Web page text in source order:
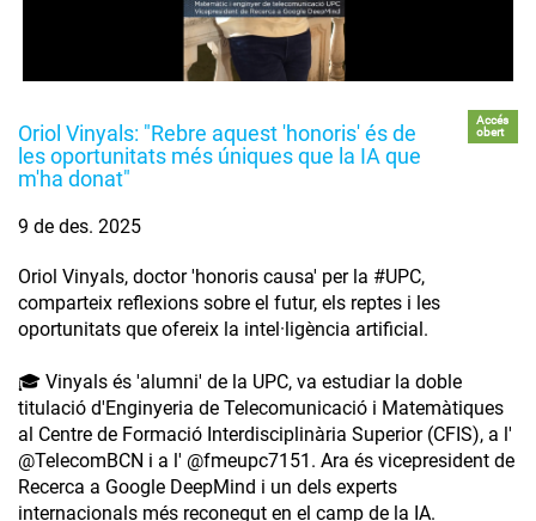
Oriol Vinyals: "Rebre aquest 'honoris' és de
les oportunitats més úniques que la IA que
m'ha donat"
Accés
obert
9 de des. 2025
Oriol Vinyals, doctor 'honoris causa' per la #UPC,
comparteix reflexions sobre el futur, els reptes i les
oportunitats que ofereix la intel·ligència artificial.
🎓 Vinyals és 'alumni' de la UPC, va estudiar la doble
titulació d'Enginyeria de Telecomunicació i Matemàtiques
al Centre de Formació Interdisciplinària Superior (CFIS), a l'
‪@TelecomBCN‬ i a l' ‪@fmeupc7151‬. Ara és vicepresident de
Recerca a Google DeepMind i un dels experts
internacionals més reconegut en el camp de la IA.